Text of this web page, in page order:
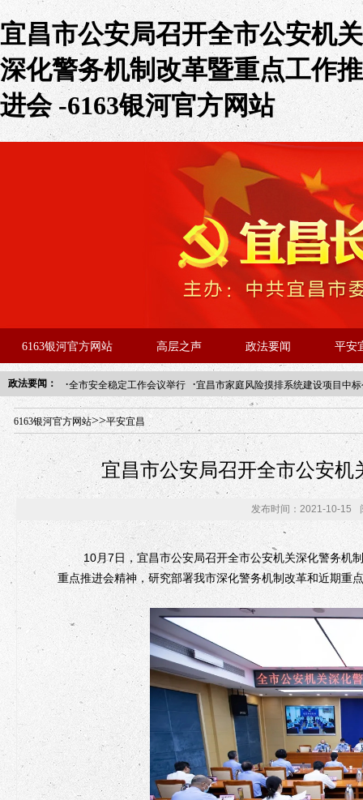
宜昌市公安局召开全市公安机关
深化警务机制改革暨重点工作推
进会 -6163银河官方网站
6163银河官方网站 高层之声 政法要闻 平安
政法要闻： ·全市安全稳定工作会议举行 ·宜昌市家庭风险摸排系统建设项目中
年“招才兴业”事业单位人才引进·北京站人民大学入校工作提醒
6163银河官方网站>>平安宜昌
宜昌市公安局召开全市公安
发布时间：2021-10-15
10月7日，宜昌市公安局召开全市公安机关深化警务机制
重点推进会精神，研究部署我市深化警务机制改革和近期重